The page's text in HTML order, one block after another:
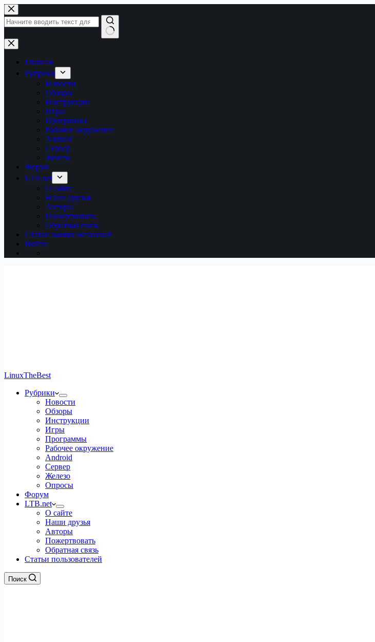
Перейти
к
сути
Ничего
не
найденоГлавная
Рубрики
Новости
Обзоры
Инструкции
Игры
Программы
Рабочее окружение
Android
Сервер
Железо
Форум
LTB.net
О сайте
Наши друзья
Авторы
Пожертвовать
Обратная связь
Статьи наших читателей
Войти
LinuxTheBest
Рубрики
Новости
Обзоры
Инструкции
Игры
Программы
Рабочее окружение
Android
Сервер
Железо
Опросы
Форум
LTB.net
О сайте
Наши друзья
Авторы
Пожертвовать
Обратная связь
Статьи пользователей
Поиск